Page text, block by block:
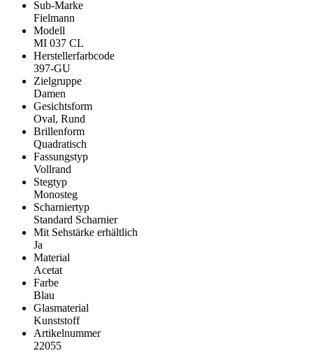
Sub-Marke
Fielmann
Modell
MI 037 CL
Herstellerfarbcode
397-GU
Zielgruppe
Damen
Gesichtsform
Oval, Rund
Brillenform
Quadratisch
Fassungstyp
Vollrand
Stegtyp
Monosteg
Scharniertyp
Standard Scharnier
Mit Sehstärke erhältlich
Ja
Material
Acetat
Farbe
Blau
Glasmaterial
Kunststoff
Artikelnummer
22055